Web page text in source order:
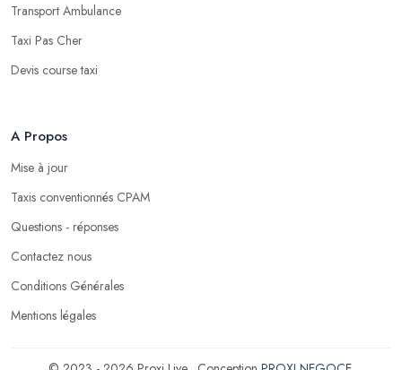
Transport Ambulance
Taxi Pas Cher
Devis course taxi
A Propos
Mise à jour
Taxis conventionnés CPAM
Questions - réponses
Contactez nous
Conditions Générales
Mentions légales